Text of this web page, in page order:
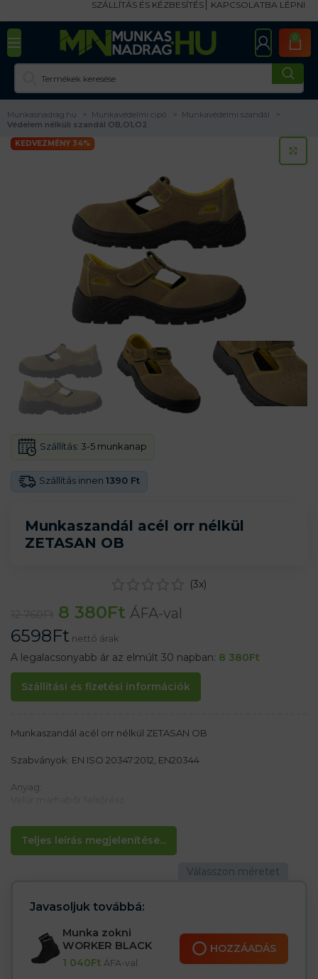
SZÁLLÍTÁS ÉS KÉZBESÍTÉS KAPCSOLATBA LÉPNI
0
Munkasnadrag.hu Munkavédelmi cipő
Munkavédelmi szandál
Védelem nélküli szandál OB,O1,O2
KEDVEZMÉNY 34%
Munkaszandál acél orr nélkül
ZETASAN OB
Szállítás innen 1390 Ft
Szállítás: 3-5 munkanap
(3x)
8 380Ft ÁFA-val
6598Ft nettó árak
A legalacsonyabb ár az elmúlt 30 napban: 8 380Ft
Szállítási és fizetési információk
Teljes leírás megjelenítése...
Munkaszandál acél orr nélkül ZETASAN OB
Szabványok: EN ISO 20347:2012, EN20344
Anyag:
Jellemzők:
– Csúszásmentes talp
– Két sűrűségű poliuretán biztosítja, hogy a talp kívülről
keményebb, belül pedig puhább
– Az élénk barna szín ideális a forró napokra
– Lengéscsillapítás a sarokban
– OB E kategória FO SRC
Javasoljuk továbbá:
Munka zokni
WORKER BLACK
1 040Ft ÁFA-val
HOZZÁADÁS